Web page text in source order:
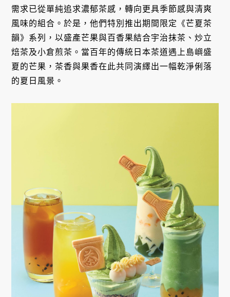
需求已從單純追求濃郁茶感，轉向更具季節感與清爽
風味的組合。於是，他們特別推出期間限定《芒夏茶
韻》系列，以盛產芒果與百香果結合宇治抹茶、炒立
焙茶及小倉煎茶。當百年的傳統日本茶道遇上島嶼盛
夏的芒果，茶香與果香在此共同演繹出一幅乾淨俐落
的夏日風景。